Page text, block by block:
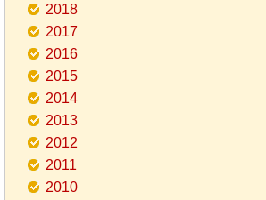
2018
2017
2016
2015
2014
2013
2012
2011
2010